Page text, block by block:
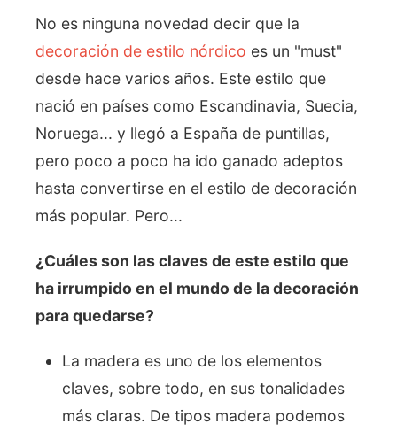
No es ninguna novedad decir que la
decoración de estilo nórdico es un "must"
desde hace varios años. Este estilo que
nació en países como Escandinavia, Suecia,
Noruega... y llegó a España de puntillas,
pero poco a poco ha ido ganado adeptos
hasta convertirse en el estilo de decoración
más popular. Pero...
¿Cuáles son las claves de este estilo que
ha irrumpido en el mundo de la decoración
para quedarse?
La madera es uno de los elementos
claves, sobre todo, en sus tonalidades
más claras. De tipos madera podemos